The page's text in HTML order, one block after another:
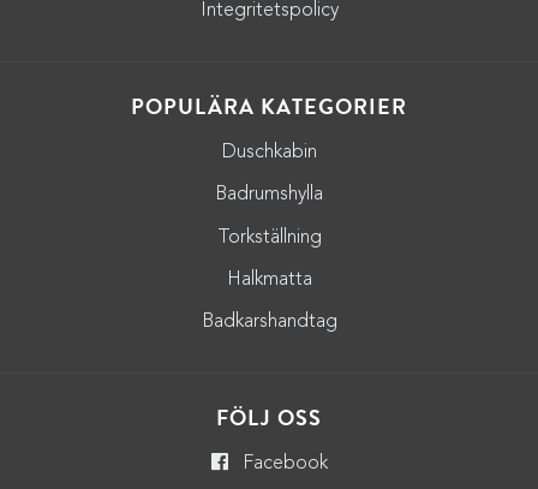
Integritetspolicy
POPULÄRA KATEGORIER
Duschkabin
Badrumshylla
Torkställning
Halkmatta
Badkarshandtag
FÖLJ OSS
Facebook